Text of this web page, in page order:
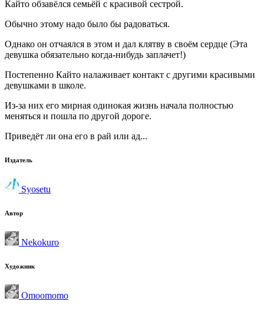
Кайто обзавёлся семьёй с красивой сестрой.
Обычно этому надо было бы радоваться.
Однако он отчаялся в этом и дал клятву в своём сердце (Эта
девушка обязательно когда-нибудь заплачет!)
Постепенно Кайто налаживает контакт с другими красивыми
девушками в школе.
Из-за них его мирная одинокая жизнь начала полностью
меняться и пошла по другой дороге.
Приведёт ли она его в рай или ад...
Издатель
Syosetu
Автор
Nekokuro
Художник
Omoomomo